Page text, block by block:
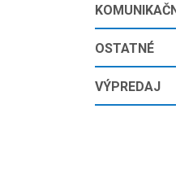
OSTATNÉ
VÝPREDAJ